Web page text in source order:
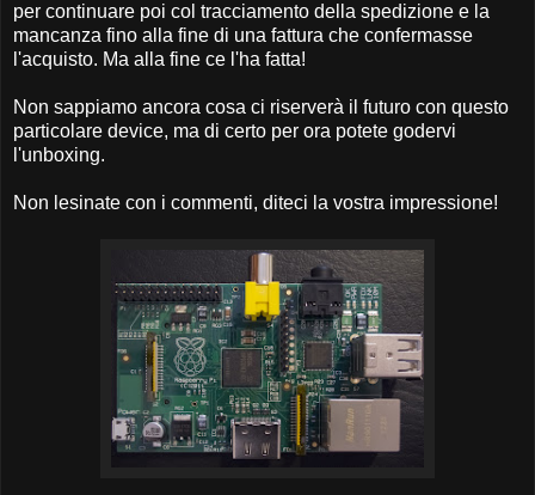
per continuare poi col tracciamento della spedizione e la
mancanza fino alla fine di una fattura che confermasse
l'acquisto. Ma alla fine ce l'ha fatta!
Non sappiamo ancora cosa ci riserverà il futuro con questo
particolare device, ma di certo per ora potete godervi
l'unboxing.
Non lesinate con i commenti, diteci la vostra impressione!